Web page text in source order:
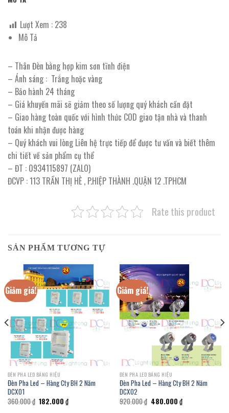
Lượt Xem : 238
Mô Tả
– Thân Đèn bằng hợp kim sơn tĩnh điện
– Ánh sáng : Trắng hoặc vàng
– Bảo hành 24 tháng
– Giá khuyến mãi sẽ giảm theo số lượng quý khách cần đặt
– Giao hàng toàn quốc với hình thức COD giao tận nhà và thanh
toán khi nhận được hàng
– Quý khách vui lòng Liên hệ trực tiếp để được tư vấn và biết thêm
chi tiết về sản phẩm cụ thể
– ĐT : 0934115897 (ZALO)
ĐCVP : 113 TRẦN THỊ HÈ , P.HIỆP THÀNH .QUẬN 12 .TPHCM
Rate this product
SẢN PHẨM TƯƠNG TỰ
Giảm giá!
ĐÈN PHA LED BẢNG HIỆU
Đèn Pha Led – Hàng Cty BH 2 Năm
DCX01
360.000₫ Giá
gốc
182.000 ₫Giá
hiện
Giảm giá!
ĐÈN PHA LED BẢNG HIỆU
Đèn Pha Led – Hàng Cty BH 2 Năm
DCX02
920.000₫ Giá
gốc
480.000 ₫Giá
hiện